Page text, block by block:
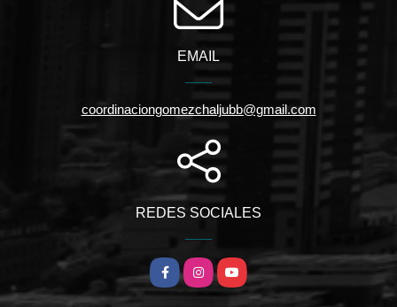
EMAIL
coordinaciongomezchaljubb@gmail.com
REDES SOCIALES
FacebookInstagramYouTube